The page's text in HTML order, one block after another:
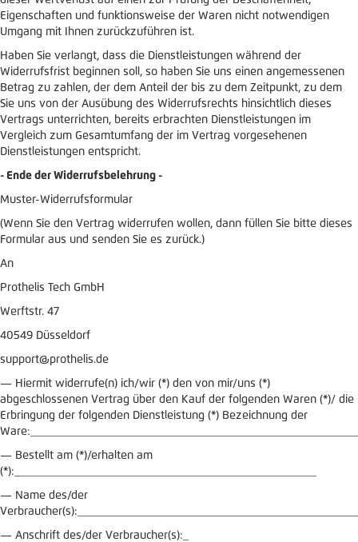
Eigenschaften und funktionsweise der Waren nicht notwendigen
Umgang mit Ihnen zurückzuführen ist.
Haben Sie verlangt, dass die Dienstleistungen während der
Widerrufsfrist beginnen soll, so haben Sie uns einen angemessenen
Betrag zu zahlen, der dem Anteil der bis zu dem Zeitpunkt, zu dem
Sie uns von der Ausübung des Widerrufsrechts hinsichtlich dieses
Vertrags unterrichten, bereits erbrachten Dienstleistungen im
Vergleich zum Gesamtumfang der im Vertrag vorgesehenen
Dienstleistungen entspricht.
- Ende der Widerrufsbelehrung -
Muster-Widerrufsformular
(Wenn Sie den Vertrag widerrufen wollen, dann füllen Sie bitte dieses
Formular aus und senden Sie es zurück.)
An
Prothelis Tech GmbH
Werftstr. 47
40549 Düsseldorf
support@prothelis.de
— Hiermit widerrufe(n) ich/wir (*) den von mir/uns (*)
abgeschlossenen Vertrag über den Kauf der folgenden Waren (*)/ die
Erbringung der folgenden Dienstleistung (*) Bezeichnung der
— Bestellt am (*)/erhalten am
(*):______________________________________________________
— Name des/der
— Anschrift des/der Verbraucher(s):_